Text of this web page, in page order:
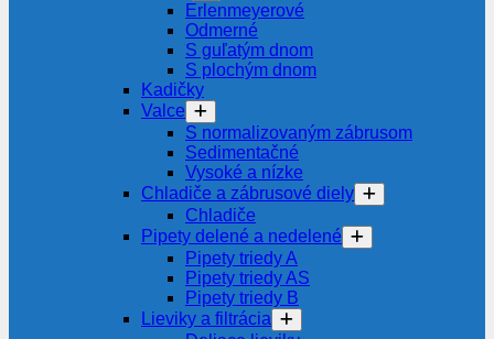
Erlenmeyerové
Odmerné
S guľatým dnom
S plochým dnom
Kadičky
Valce
S normalizovaným zábrusom
Sedimentačné
Vysoké a nízke
Chladiče a zábrusové diely
Chladiče
Pipety delené a nedelené
Pipety triedy A
Pipety triedy AS
Pipety triedy B
Lieviky a filtrácia